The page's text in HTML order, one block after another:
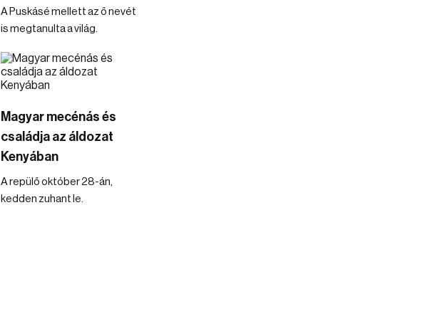
A Puskásé mellett az ő nevét
is megtanulta a világ.
Magyar mecénás és
családja az áldozat
Kenyában
A repülő október 28-án,
kedden zuhant le.